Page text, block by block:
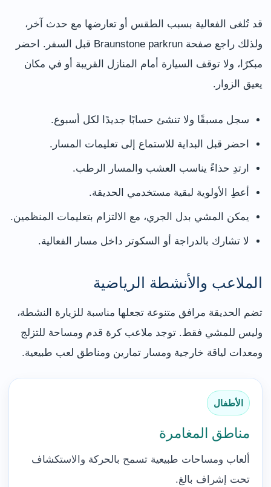
قد تُلغى الفعالية بسبب الطقس أو تعارضها مع حدث آخر،
ولذلك راجع صفحة Braunstone parkrun قبل السفر. احضر
مبكرًا، ولا توقف السيارة أمام المنازل القريبة أو في مكان
يعيق الزوار.
سجل مسبقًا ولا تنشئ حسابًا جديدًا لكل أسبوع.
احضر قبل البداية للاستماع إلى تعليمات المسار.
ارتدِ حذاءً يناسب العشب والمسار الرطب.
أعطِ الأولوية لبقية مستخدمي الحديقة.
يمكن المشي بدل الجري، مع الالتزام بتعليمات المنظمين.
لا تشارك بالدراجة أو السكوتر داخل مسار الفعالية.
الملاعب والأنشطة الرياضية
تضم الحديقة مرافق متنوعة تجعلها مناسبة للزيارة النشطة،
وليس للمشي فقط. توجد ملاعب كرة قدم ومساحة للتزلج
ومعدات لياقة خارجية ومسار تمارين ومناطق لعب طبيعية.
الأطفال
مناطق المغامرة
ألعاب ومساحات طبيعية تسمح بالحركة والاستكشاف
تحت إشراف بالغ.